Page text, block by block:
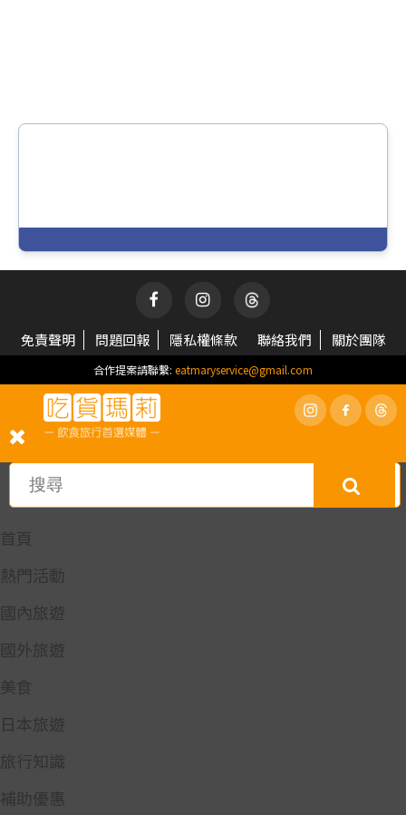
免責聲明 問題回報 隱私權條款 聯絡我們 關於團隊
合作提案請聯繫: eatmaryservice@gmail.com
首頁
熱門活動
國內旅遊
國外旅遊
美食
日本旅遊
旅行知識
補助優惠